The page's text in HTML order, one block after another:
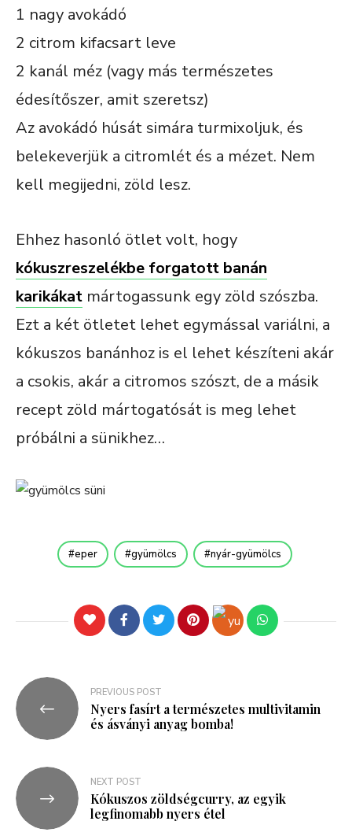
1 nagy avokádó
2 citrom kifacsart leve
2 kanál méz (vagy más természetes
édesítőszer, amit szeretsz)
Az avokádó húsát simára turmixoljuk, és
belekeverjük a citromlét és a mézet. Nem
kell megijedni, zöld lesz.
Ehhez hasonló ötlet volt, hogy
kókuszreszelékbe forgatott banán
karikákat mártogassunk egy zöld szószba.
Ezt a két ötletet lehet egymással variálni, a
kókuszos banánhoz is el lehet készíteni akár
a csokis, akár a citromos szószt, de a másik
recept zöld mártogatósát is meg lehet
próbálni a sünikhez…
eper gyümölcs nyár-gyümölcs
PREVIOUS POST
Nyers fasírt a természetes multivitamin
és ásványi anyag bomba!
NEXT POST
Kókuszos zöldségcurry, az egyik
legfinomabb nyers étel